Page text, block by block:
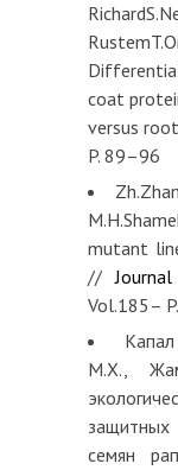
coat
versus
P. 89–96
mutant
//
Vol.185–
М.Х.,
семян